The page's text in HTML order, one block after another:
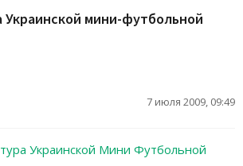
Украинской мини-футбольной
7 июля 2009, 09:49